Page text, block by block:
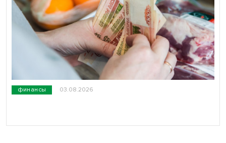
финансы 03.08.2026